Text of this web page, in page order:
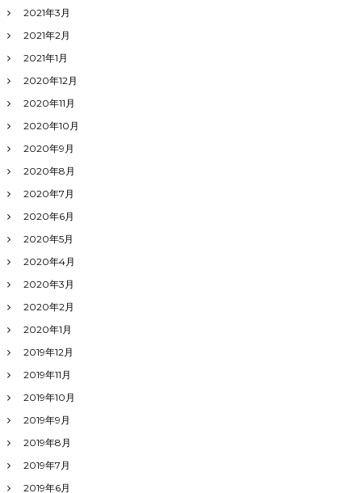
2021年3月
2021年2月
2021年1月
2020年12月
2020年11月
2020年10月
2020年9月
2020年8月
2020年7月
2020年6月
2020年5月
2020年4月
2020年3月
2020年2月
2020年1月
2019年12月
2019年11月
2019年10月
2019年9月
2019年8月
2019年7月
2019年6月